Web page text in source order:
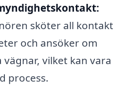
sköter all kontakt
och ansöker om
vilket kan vara
process.